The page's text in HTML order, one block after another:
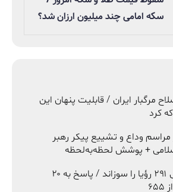
سکه امامی چند میلیون ارزان شد؟
مرگبار ایران / قابلیت پنهان این
کرد
مراسم وداع و تشییع پیکر رهبر
+ پوشش لحظه‌به‌لحظه
ناو وینسنس ۲۹۱ رؤیا را سوزاند / پاسخ به ۲۰